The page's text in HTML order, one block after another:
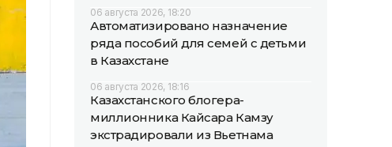
06 августа 2026, 18:20
Автоматизировано назначение
ряда пособий для семей с детьми
в Казахстане
06 августа 2026, 18:16
Казахстанского блогера-
миллионника Кайсара Камзу
экстрадировали из Вьетнама